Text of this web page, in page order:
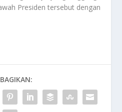
Presiden tersebut dengan